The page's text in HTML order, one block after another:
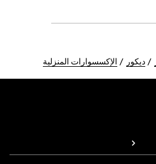
ديكور الإكسسوارات المنزلية